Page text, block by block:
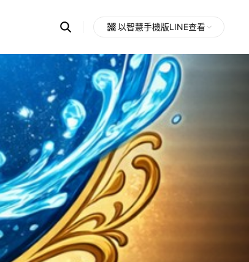
Search
OpenChats
messages
search
area
以智慧手機版LINE查看